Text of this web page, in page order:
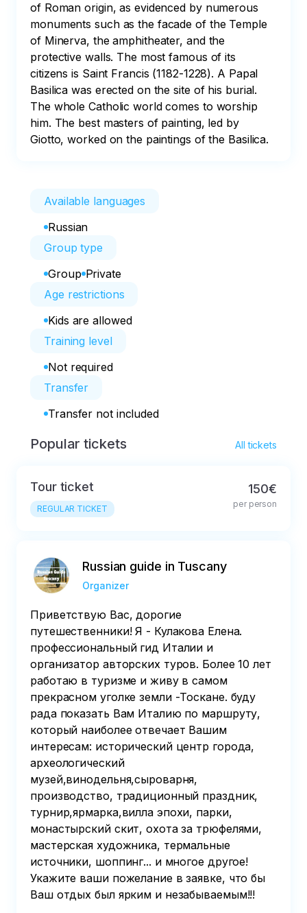
of Roman origin, as evidenced by numerous
monuments such as the facade of the Temple
of Minerva, the amphitheater, and the
protective walls. The most famous of its
citizens is Saint Francis (1182-1228). A Papal
Basilica was erected on the site of his burial.
The whole Catholic world comes to worship
him. The best masters of painting, led by
Giotto, worked on the paintings of the Basilica.
Available languages
Russian
Group type
Group Private
Age restrictions
Kids are allowed
Training level
Not required
Transfer
Transfer not included
Popular tickets All tickets
Tour ticket
REGULAR TICKET
150€
per person
Russian guide in Tuscany
Organizer
Приветствую Вас, дорогие
путешественники! Я - Кулакова Елена.
профессиональный гид Италии и
организатор авторских туров. Более 10 лет
работаю в туризме и живу в самом
прекрасном уголке земли -Тоскане. буду
рада показать Вам Италию по маршруту,
который наиболее отвечает Вашим
интересам: исторический центр города,
археологический
музей,винодельня,сыроварня,
производство, традиционный праздник,
турнир,ярмарка,вилла эпохи, парки,
монастырский скит, охота за трюфелями,
мастерская художника, термальные
источники, шоппинг... и многое другое!
Укажите ваши пожелание в заявке, что бы
Ваш отдых был ярким и незабываемым!!!